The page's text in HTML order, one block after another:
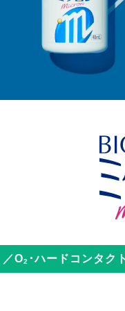
／O2 ･ハードコンタク